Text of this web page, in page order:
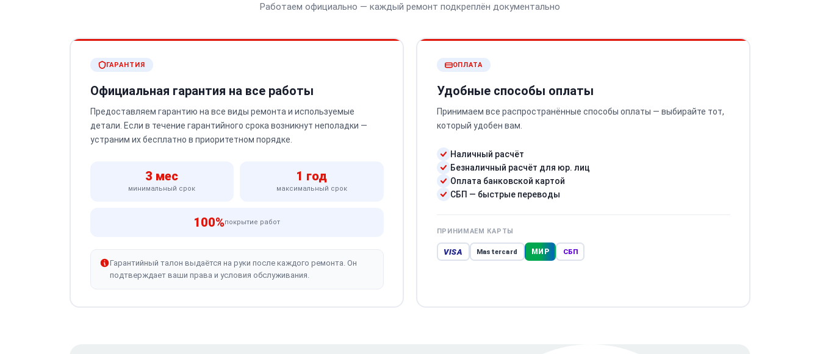
Работаем официально — каждый ремонт подкреплён документально
ГАРАНТИЯ
Официальная гарантия на все работы
Предоставляем гарантию на все виды ремонта и используемые
детали. Если в течение гарантийного срока возникнут неполадки —
устраним их бесплатно в приоритетном порядке.
3 мес
минимальный срок
1 год
максимальный срок
100%покрытие работ
Гарантийный талон выдаётся на руки после каждого ремонта. Он
подтверждает ваши права и условия обслуживания.
ОПЛАТА
Удобные способы оплаты
Принимаем все распространённые способы оплаты — выбирайте тот,
который удобен вам.
Наличный расчёт
Безналичный расчёт для юр. лиц
Оплата банковской картой
СБП — быстрые переводы
ПРИНИМАЕМ КАРТЫ
VISA Mastercard МИР СБП